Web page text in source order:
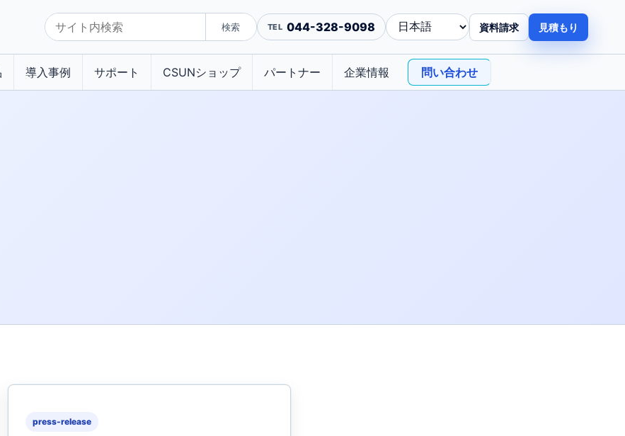
検索 044-328-9098 資料請求 見積もり
導入事例 サポート CSUNショップ パートナー 企業情報 問い合わせ
press-release